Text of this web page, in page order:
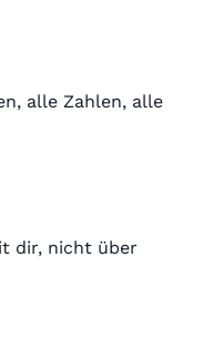
alle Zahlen, alle
dir, nicht über